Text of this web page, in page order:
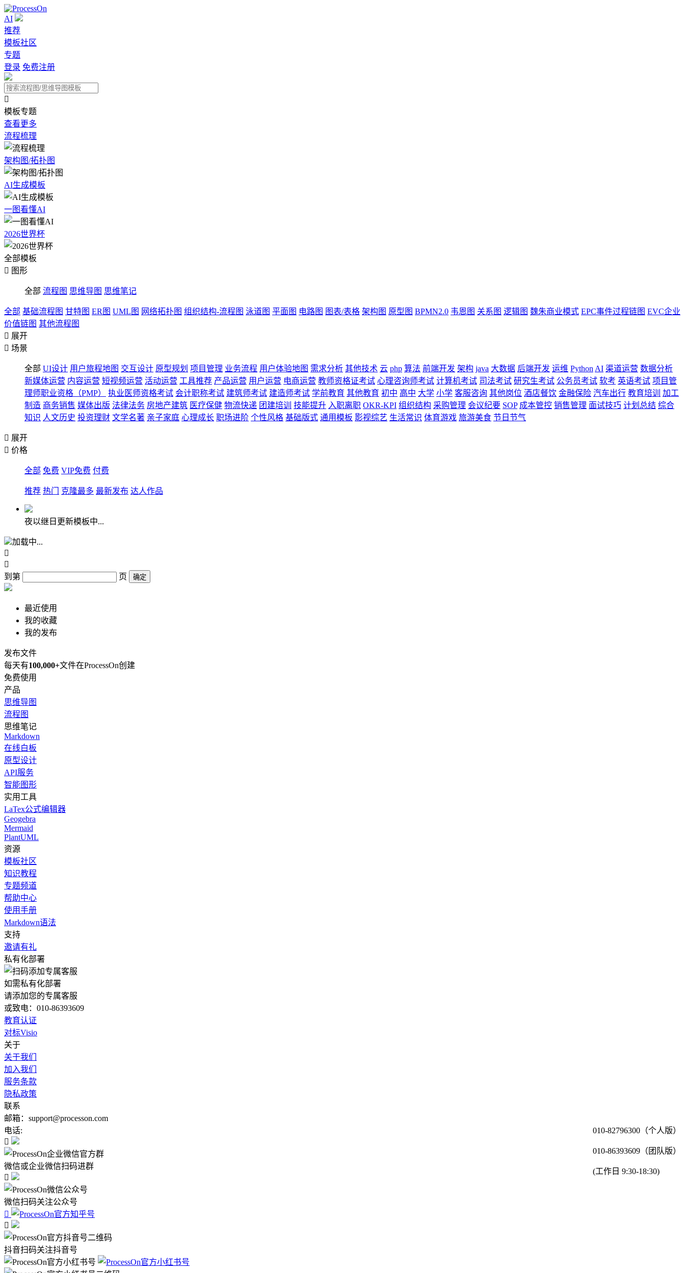
AI
推荐
模板社区
专题
登录 免费注册

模板专题
查看更多
流程梳理
架构图/拓扑图
AI生成模板
一图看懂AI
2026世界杯
全部模板
 图形
全部 流程图 思维导图 思维笔记
全部 基础流程图 甘特图 ER图 UML图 网络拓扑图 组织结构-流程图 泳道图 平面图 电路图 图表/表格 架构图 原型图 BPMN2.0 韦恩图 关系图 逻辑图 魏朱商业模式 EPC事件过程链图 EVC企业
价值链图 其他流程图
 展开
 场景
全部 UI设计 用户旅程地图 交互设计 原型规划 项目管理 业务流程 用户体验地图 需求分析 其他技术 云 php 算法 前端开发 架构 java 大数据 后端开发 运维 Python AI 渠道运营 数据分析
新媒体运营 内容运营 短视频运营 活动运营 工具推荐 产品运营 用户运营 电商运营 教师资格证考试 心理咨询师考试 计算机考试 司法考试 研究生考试 公务员考试 软考 英语考试 项目管
理师职业资格（PMP）
执业医师资格考试 会计职称考试 建筑师考试 建造师考试 学前教育 其他教育 初中 高中 大学 小学 客服咨询 其他岗位 酒店餐饮 金融保险 汽车出行 教育培训
加工
制造 商务销售 媒体出版 法律法务 房地产建筑 医疗保健 物流快递 团建培训 技能提升 入职离职 OKR-KPI 组织结构 采购管理 会议纪要 SOP 成本管控 销售管理 面试技巧 计划总结 综合
知识 人文历史 投资理财 文学名著 亲子家庭 心理成长 职场进阶 个性风格 基础版式 通用模板 影视综艺 生活常识 体育游戏 旅游美食 节日节气
 展开
 价格
全部 免费 VIP免费 付费
推荐 热门 克隆最多 最新发布 达人作品
夜以继日更新模板中...
加载中...


到第
页 确定
最近使用
我的收藏
我的发布
发布文件
每天有100,000+文件在ProcessOn创建
免费使用
产品
思维导图
流程图
思维笔记
Markdown
在线白板
原型设计
API服务
智能图形
实用工具
LaTex公式编辑器
Geogebra
Mermaid
PlantUML
资源
模板社区
知识教程
专题频道
帮助中心
使用手册
Markdown语法
支持
邀请有礼
私有化部署
如需私有化部署
请添加您的专属客服
或致电：010-86393609
教育认证
对标Visio
关于
关于我们
加入我们
服务条款
隐私政策
联系
邮箱：support@processon.com
电话:
010-82796300（个人版）
010-86393609（团队版）
(工作日 9:30-18:30)

微信或企业微信扫码进群

微信扫码关注公众号


抖音扫码关注抖音号